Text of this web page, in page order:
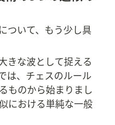
ついて、もう少し具
きな波として捉える
は、チェスのルール
ものから始まりまし
における単純な一般